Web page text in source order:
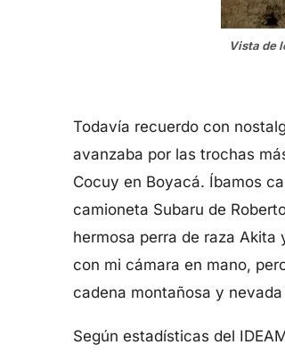
Vista de
Todavía recuerdo con
avanzaba por las trochas
Cocuy en Boyacá. Íbamos
camioneta Subaru de
hermosa perra de raza
con mi cámara en mano,
cadena montañosa y
Según estadísticas del